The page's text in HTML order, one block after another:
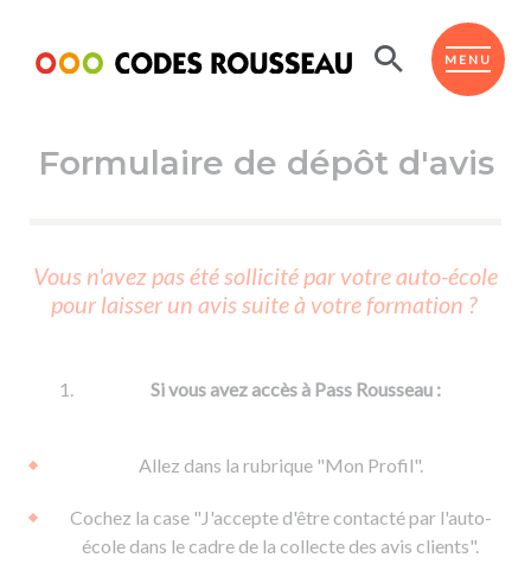
MENU
ESPACE ÉLÈVE
Code de la route
Passer l'ASSR
Réviser le code
Passer l'ETM
Permis voiture
Permis remorque
Permis & handicap
d'apprentissage
De la conduite en voiture
De la conduite à moto
Formations pro.
Permis poids lourd
Formulaire de dépôt d'avis
Vous n'avez pas été sollicité par votre auto-école
pour laisser un avis suite à votre formation ?
Si vous avez accès à Pass Rousseau :
Allez dans la rubrique "Mon Profil".
Cochez la case "J'accepte d'être contacté par l'auto-
école dans le cadre de la collecte des avis clients".